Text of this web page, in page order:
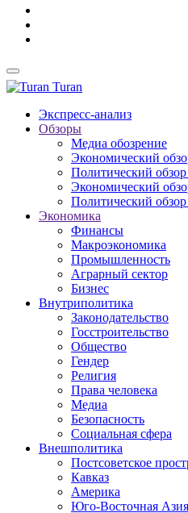
Turan
Экспресс-анализ
Обзоры
Медиа обозрение
Экономический
Политический
Экономический
Политический
Экономика
Финансы
Макроэкономика
Промышленность
Аграрный сектор
Бизнес
Внутриполитика
Законодательство
Госстроительство
Общество
Гендер
Религия
Права человека
Медиа
Безопасность
Социальная сфера
Внешполитика
Постсоветское
Кавказ
Америка
Юго-Восточная Азия